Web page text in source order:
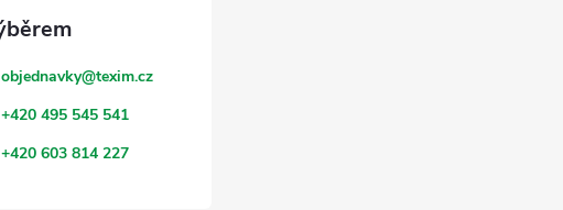
objednavky@texim.cz
+420 495 545 541
+420 603 814 227